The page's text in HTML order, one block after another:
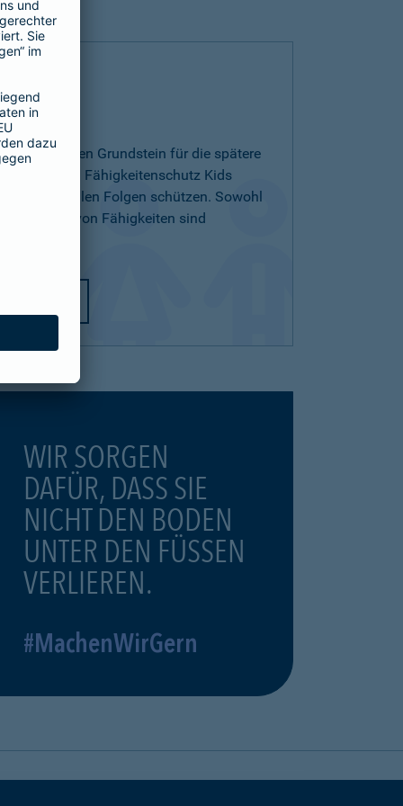
und den Grundstein für die spätere
Mit dem Fähigkeitenschutz Kids
finanziellen Folgen schützen. Sowohl
von Fähigkeiten sind
WIR SORGEN
DAFÜR, DASS SIE
NICHT DEN BODEN
UNTER DEN FÜSSEN
VERLIEREN.
#MachenWirGern